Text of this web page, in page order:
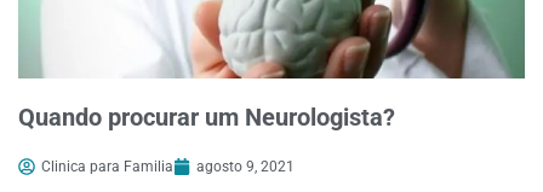
Quando procurar um Neurologista?
Clinica para Familia agosto 9, 2021